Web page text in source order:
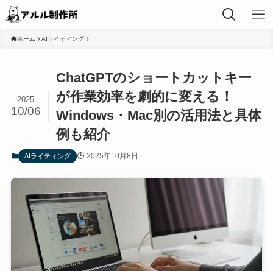
ホーム AIライティング
ChatGPTのショートカットキー
が作業効率を劇的に変える！
Windows・Mac別の活用法と具体
例も紹介
2025
10/06
AIライティング 2025年10月8日